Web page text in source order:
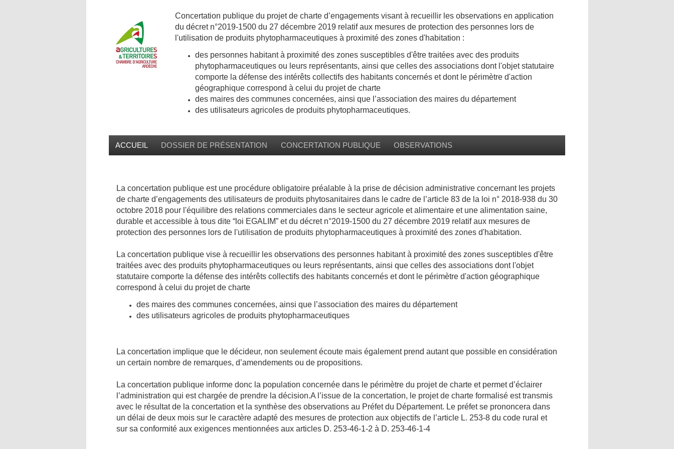
Concertation publique du projet de charte d’engagements visant à recueillir les observations en application
du décret n°2019-1500 du 27 décembre 2019 relatif aux mesures de protection des personnes lors de
l'utilisation de produits phytopharmaceutiques à proximité des zones d'habitation :
des personnes habitant à proximité des zones susceptibles d'être traitées avec des produits
phytopharmaceutiques ou leurs représentants, ainsi que celles des associations dont l'objet statutaire
comporte la défense des intérêts collectifs des habitants concernés et dont le périmètre d'action
géographique correspond à celui du projet de charte
des maires des communes concernées, ainsi que l’association des maires du département
des utilisateurs agricoles de produits phytopharmaceutiques.
CONCERTATION PUBLIQUE OBSERVATIONS
ACCUEIL DOSSIER DE PRÉSENTATION
La concertation publique est une procédure obligatoire préalable à la prise de décision administrative concernant les projets
de charte d’engagements des utilisateurs de produits phytosanitaires dans le cadre de l’article 83 de la loi n° 2018-938 du 30
octobre 2018 pour l'équilibre des relations commerciales dans le secteur agricole et alimentaire et une alimentation saine,
durable et accessible à tous dite “loi EGALIM” et du décret n°2019-1500 du 27 décembre 2019 relatif aux mesures de
protection des personnes lors de l'utilisation de produits phytopharmaceutiques à proximité des zones d'habitation.
La concertation publique vise à recueillir les observations des personnes habitant à proximité des zones susceptibles d'être
traitées avec des produits phytopharmaceutiques ou leurs représentants, ainsi que celles des associations dont l'objet
statutaire comporte la défense des intérêts collectifs des habitants concernés et dont le périmètre d'action géographique
correspond à celui du projet de charte
des maires des communes concernées, ainsi que l’association des maires du département
des utilisateurs agricoles de produits phytopharmaceutiques
La concertation implique que le décideur, non seulement écoute mais également prend autant que possible en considération
un certain nombre de remarques, d’amendements ou de propositions.
La concertation publique informe donc la population concernée dans le périmètre du projet de charte et permet d’éclairer
l’administration qui est chargée de prendre la décision.A l’issue de la concertation, le projet de charte formalisé est transmis
avec le résultat de la concertation et la synthèse des observations au Préfet du Département. Le préfet se prononcera dans
un délai de deux mois sur le caractère adapté des mesures de protection aux objectifs de l’article L. 253-8 du code rural et
sur sa conformité aux exigences mentionnées aux articles D. 253-46-1-2 à D. 253-46-1-4